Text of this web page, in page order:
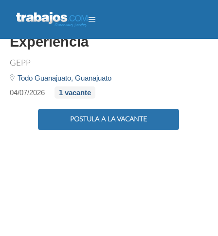
Supervisor De Ventas - Con
Experiencia
GEPP
Todo Guanajuato, Guanajuato
04/07/2026
1 vacante
POSTULA A LA VACANTE